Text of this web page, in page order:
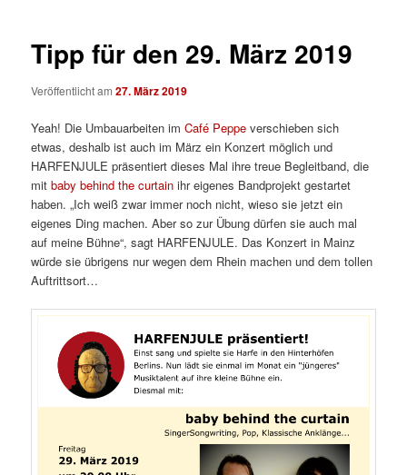
Tipp für den 29. März 2019
Veröffentlicht am27. März 2019
Yeah! Die Umbauarbeiten imCafé Peppe verschieben sich
etwas, deshalb ist auch im März ein Konzert möglich und
HARFENJULE präsentiert dieses Mal ihre treue Begleitband, die
mitbaby behind the curtain ihr eigenes Bandprojekt gestartet
haben. „Ich weiß zwar immer noch nicht, wieso sie jetzt ein
eigenes Ding machen. Aber so zur Übung dürfen sie auch mal
auf meine Bühne“, sagt HARFENJULE. Das Konzert in Mainz
würde sie übrigens nur wegen dem Rhein machen und dem tollen
Auftrittsort…